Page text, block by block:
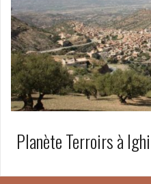
Planète Terroirs à